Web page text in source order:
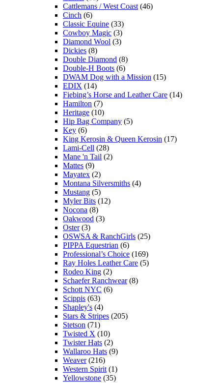
Cattlemans / West Coast (46)
Cinch (6)
Classic Equine (33)
Cowboy Magic (3)
Diamond Wool (3)
Dickies (8)
Double Diamond (8)
Double-H Boots (6)
DWAM Dog with a Mission (15)
EDIX (14)
Fiebing’s Horse and Leather Care (14)
Hamilton (7)
Heritage (10)
Hip Bag Company (5)
Key (6)
King Kerosin & Queen Kerosin (17)
Lami-Cell (28)
Mane 'n Tail (2)
Mattes (9)
Mayatex (2)
Montana Silversmiths (4)
Mustang (5)
Myler Bits (12)
Nocona (8)
Oakwood (3)
Oster (3)
OSWSA & RanchGirls (25)
PIPPA Equestrian (6)
Professional’s Choice (169)
Ray Holes Leather Care (5)
Rodeo King (2)
Schaefer Ranchwear (8)
Schott NYC (6)
Scippis (63)
Shapley's (4)
Stars & Stripes (205)
Stetson (71)
Twisted X (10)
Twister Hats (2)
Wallaroo Hats (9)
Weaver (216)
Western Spirit (1)
Yellowstone (35)